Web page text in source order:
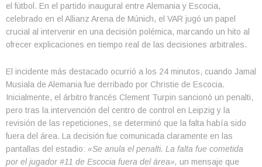
el fútbol. En el partido inaugural entre Alemania y Escocia,
celebrado en el Allianz Arena de Múnich, el VAR jugó un papel
crucial al intervenir en una decisión polémica, marcando un hito al
ofrecer explicaciones en tiempo real de las decisiones arbitrales.
El incidente más destacado ocurrió a los 24 minutos, cuando Jamal
Musiala de Alemania fue derribado por Christie de Escocia.
Inicialmente, el árbitro francés Clement Turpin sancionó un penalti,
pero tras la intervención del centro de control en Leipzig y la
revisión de las repeticiones, se determinó que la falta había sido
fuera del área. La decisión fue comunicada claramente en las
pantallas del estadio: «Se anula el penalti. La falta fue cometida
por el jugador #11 de Escocia fuera del área», un mensaje que